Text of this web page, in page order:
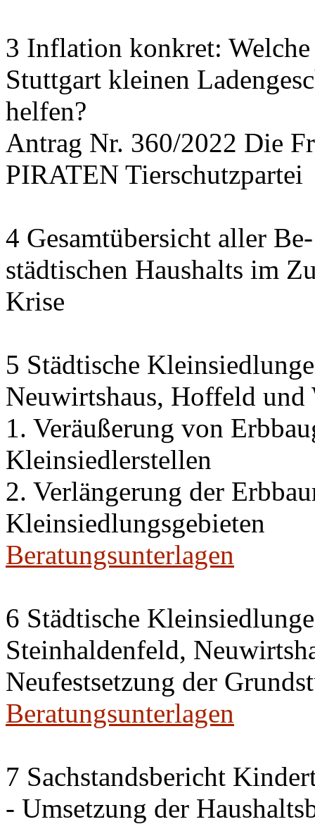
3 Inflation konkret:
Stuttgart kleinen
helfen?
Antrag Nr. 360/2022 Die
PIRATEN Tierschutzpartei
4 Gesamtübersicht aller
städtischen Haushalts im
Krise
5 Städtische
Neuwirtshaus, Hoffeld und
1. Veräußerung von
Kleinsiedlerstellen
2. Verlängerung der
Kleinsiedlungsgebieten
Beratungsunterlagen
6 Städtische
Steinhaldenfeld,
Neufestsetzung der
Beratungsunterlagen
7 Sachstandsbericht
- Umsetzung der